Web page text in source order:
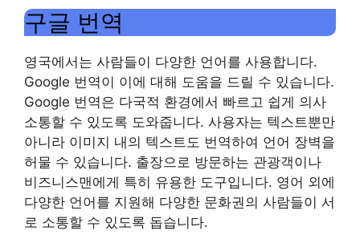
구글 번역
영국에서는 사람들이 다양한 언어를 사용합니다.
Google 번역이 이에 대해 도움을 드릴 수 있습니다.
Google 번역은 다국적 환경에서 빠르고 쉽게 의사
소통할 수 있도록 도와줍니다. 사용자는 텍스트뿐만
아니라 이미지 내의 텍스트도 번역하여 언어 장벽을
허물 수 있습니다. 출장으로 방문하는 관광객이나
비즈니스맨에게 특히 유용한 도구입니다. 영어 외에
다양한 언어를 지원해 다양한 문화권의 사람들이 서
로 소통할 수 있도록 돕습니다.